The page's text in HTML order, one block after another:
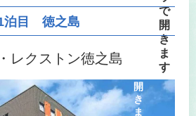
泊目 徳之島
レクストン徳之島